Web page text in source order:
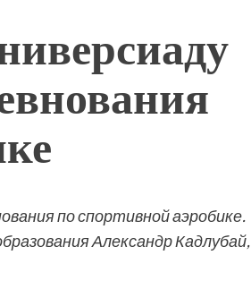
по спортивной аэробике.
Александр Кадлубай,